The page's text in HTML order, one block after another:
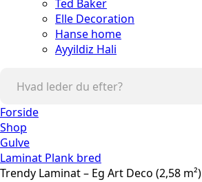
Ted Baker
Elle Decoration
Hanse home
Ayyildiz Hali
Forside
Shop
Gulve
Laminat Plank bred
Trendy Laminat – Eg Art Deco (2,58 m²)